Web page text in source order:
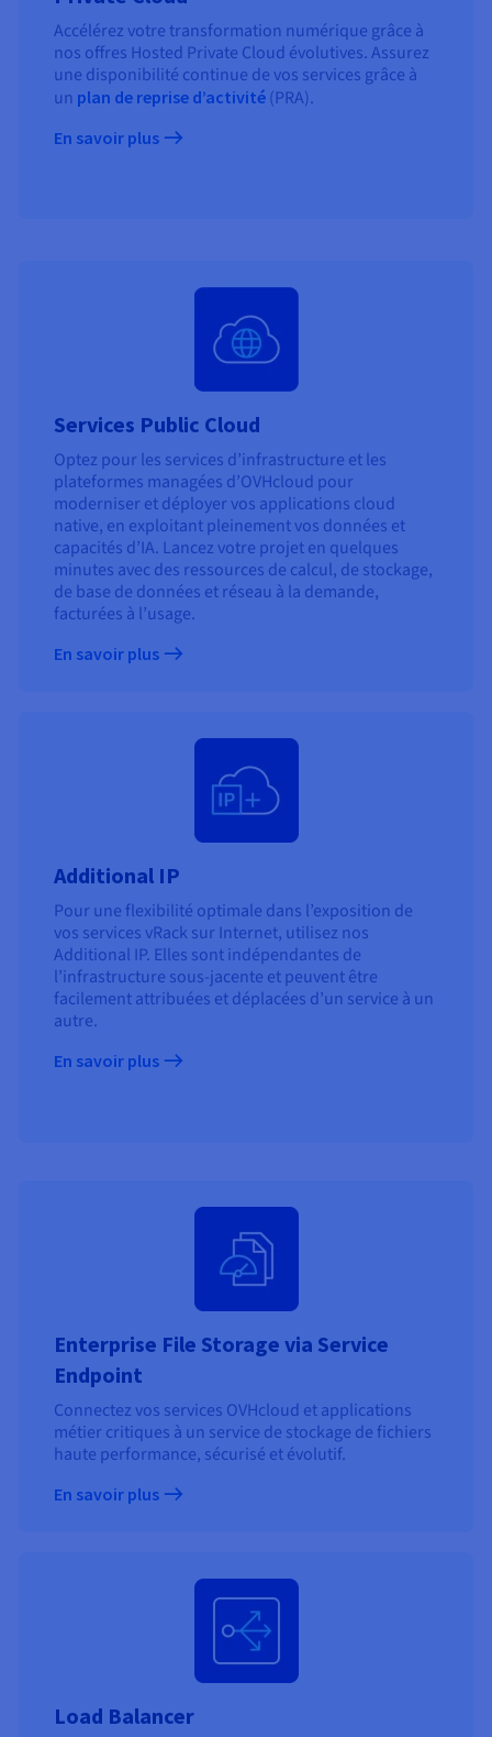
Accélérez votre transformation numérique grâce à
nos offres Hosted Private Cloud évolutives. Assurez
une disponibilité continue de vos services grâce à
un plan de reprise d’activité (PRA).
En savoir plus
Services Public Cloud
Optez pour les services d’infrastructure et les
plateformes managées d’OVHcloud pour
moderniser et déployer vos applications cloud
native, en exploitant pleinement vos données et
capacités d’IA. Lancez votre projet en quelques
minutes avec des ressources de calcul, de stockage,
de base de données et réseau à la demande,
facturées à l’usage.
En savoir plus
Additional IP
Pour une flexibilité optimale dans l’exposition de
vos services vRack sur Internet, utilisez nos
Additional IP. Elles sont indépendantes de
l’infrastructure sous-jacente et peuvent être
facilement attribuées et déplacées d’un service à un
autre.
En savoir plus
Enterprise File Storage via Service
Endpoint
Connectez vos services OVHcloud et applications
métier critiques à un service de stockage de fichiers
haute performance, sécurisé et évolutif.
En savoir plus
Load Balancer